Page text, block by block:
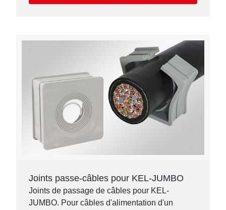
Joints passe-câbles pour KEL-JUMBO
Joints de passage de câbles pour KEL-
JUMBO. Pour câbles d'alimentation d'un